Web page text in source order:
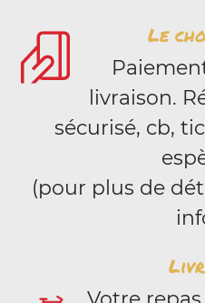
Le
livraison.
sécurisé, cb,
(pour plus de